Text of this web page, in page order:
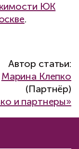
ЮК
.
Автор статьи:
Марина Клепко
(Партнёр)
и партнеры»